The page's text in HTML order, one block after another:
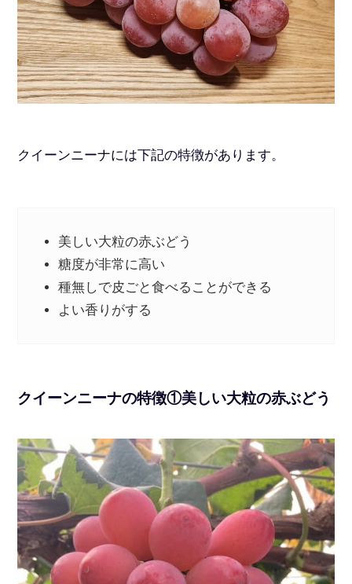
クイーンニーナには下記の特徴があります。
美しい大粒の赤ぶどう
糖度が非常に高い
種無しで皮ごと食べることができる
よい香りがする
クイーンニーナの特徴①美しい大粒の赤ぶどう